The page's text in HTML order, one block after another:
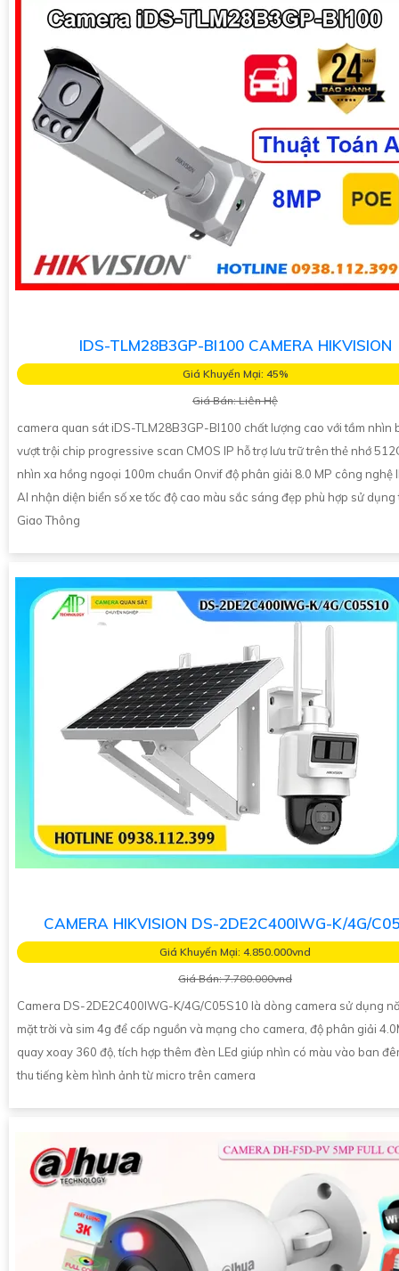
IDS-TLM28B3GP-BI100 CAMERA HIKVISION
Giá Khuyến Mại: 45%
Giá Bán: Liên Hệ
camera quan sát iDS-TLM28B3GP-BI100 chất lượng cao với tầm nhìn
vượt trội chip progressive scan CMOS IP hỗ trợ lưu trữ trên thẻ nhớ
nhìn xa hồng ngoại 100m chuẩn Onvif độ phân giải 8.0 MP công nghệ
AI nhận diện biển số xe tốc độ cao màu sắc sáng đẹp phù hợp sử
Giao Thông
CAMERA HIKVISION DS-2DE2C400IWG-K/4G/
Giá Khuyến Mại: 4.850.000vnd
Giá Bán: 7.780.000vnd
Camera DS-2DE2C400IWG-K/4G/C05S10 là dòng camera sử dụng
mặt trời và sim 4g để cấp nguồn và mạng cho camera, độ phân giải
quay xoay 360 độ, tích hợp thêm đèn LEd giúp nhìn có màu vào ban
thu tiếng kèm hình ảnh từ micro trên camera